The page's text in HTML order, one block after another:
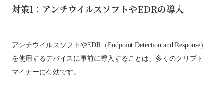
対策1：アンチウイルスソフトやEDRの導入
アンチウイルスソフトやEDR（Endpoint Detection and Response）
を使用するデバイスに事前に導入することは、多くのクリプト
マイナーに有効です。